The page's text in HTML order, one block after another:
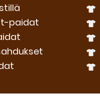
t-paidat